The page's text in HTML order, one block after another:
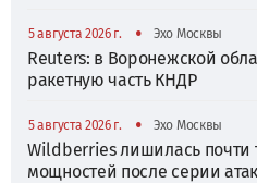
5 августа 2026 г. • Эхо Москвы
Reuters: в Воронежской
ракетную часть КНДР
5 августа 2026 г. • Эхо Москвы
Wildberries лишилась почти
мощностей после серии атак